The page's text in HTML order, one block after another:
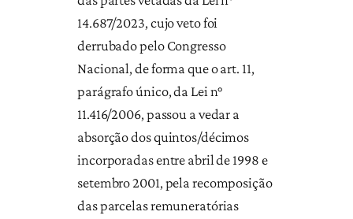
14.687/2023, cujo veto foi
derrubado pelo Congresso
Nacional, de forma que o art. 11,
parágrafo único, da Lei n°
11.416/2006, passou a vedar a
absorção dos quintos/décimos
incorporadas entre abril de 1998 e
setembro 2001, pela recomposição
das parcelas remuneratórias